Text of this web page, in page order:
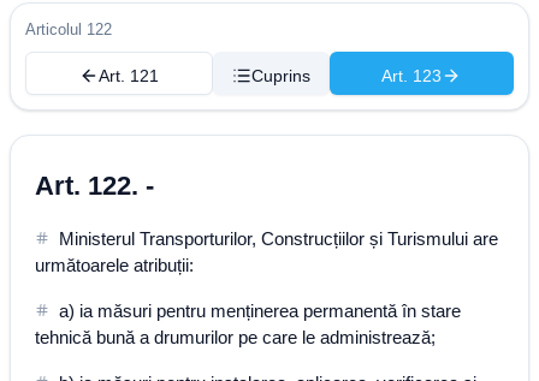
Articolul 122
Art. 121 Cuprins Art. 123
Art. 122. -
Ministerul Transporturilor, Construcțiilor și Turismului are
următoarele atribuții:
a) ia măsuri pentru menținerea permanentă în stare
tehnică bună a drumurilor pe care le administrează;